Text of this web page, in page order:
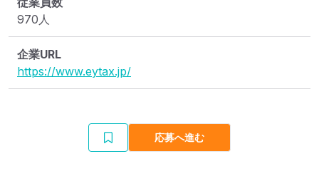
970人
企業URL
https://www.eytax.jp/
応募へ進む